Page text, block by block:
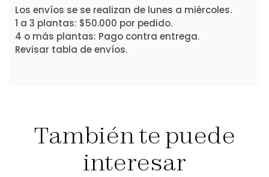
Los envíos se se realizan de lunes a miércoles.
1 a 3 plantas: $50.000 por pedido.
4 o más plantas: Pago contra entrega.
Revisar tabla de envíos.
También te puede
interesar